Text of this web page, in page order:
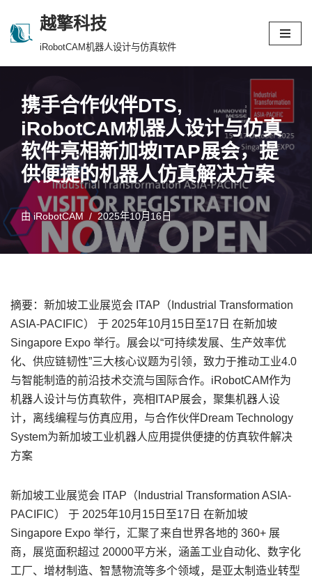
跳
越擎科技
iRobotCAM机器人设计与仿真软件
携手合作伙伴DTS,
iRobotCAM机器人设计与仿真
软件亮相新加坡ITAP展会，提
供便捷的机器人仿真解决方案
由iRobotCAM 2025年10月16日
摘要：新加坡工业展览会 ITAP（Industrial Transformation
ASIA-PACIFIC） 于 2025年10月15日至17日 在新加坡
Singapore Expo 举行。展会以“可持续发展、生产效率优
化、供应链韧性”三大核心议题为引领，致力于推动工业4.0
与智能制造的前沿技术交流与国际合作。iRobotCAM作为
机器人设计与仿真软件，亮相ITAP展会，聚集机器人设
计，离线编程与仿真应用，与合作伙伴Dream Technology
System为新加坡工业机器人应用提供便捷的仿真软件解决
方案
新加坡工业展览会 ITAP（Industrial Transformation ASIA-
PACIFIC） 于 2025年10月15日至17日 在新加坡
Singapore Expo 举行，汇聚了来自世界各地的 360+ 展
商，展览面积超过 20000平方米，涵盖工业自动化、数字化
工厂、增材制造、智慧物流等多个领域，是亚太制造业转型